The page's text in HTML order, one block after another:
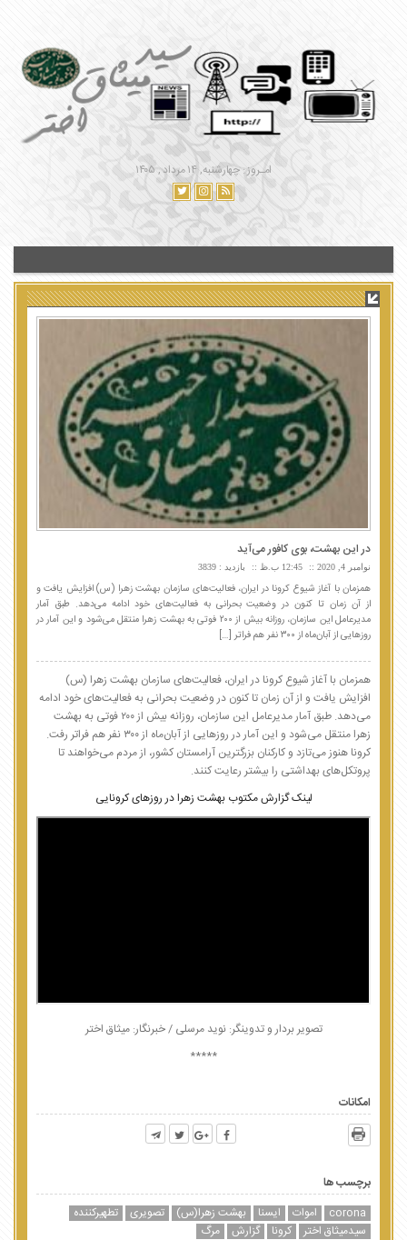
امـروز : چهارشنبه, ۱۴ مرداد , ۱۴۰۵
در این بهشت، بوی کافور می‌آید
نوامبر 4, 2020 12:45 ب.ظ بازدید : 3839
همزمان با آغاز شیوع کرونا در ایران، فعالیت‌های سازمان بهشت زهرا (س) افزایش یافت و
از آن زمان تا کنون در وضعیت بحرانی به فعالیت‌های خود ادامه می‌دهد. طبق آمار
مدیرعامل این سازمان، روزانه بیش از ۲۰۰ فوتی به بهشت زهرا منتقل می‌شود و این آمار در
روزهایی از آبان‌ماه از ۳۰۰ نفر هم فراتر […]
همزمان با آغاز شیوع کرونا در ایران، فعالیت‌های سازمان بهشت زهرا (س)
افزایش یافت و از آن زمان تا کنون در وضعیت بحرانی به فعالیت‌های خود ادامه
می‌دهد. طبق آمار مدیرعامل این سازمان، روزانه بیش از ۲۰۰ فوتی به بهشت
زهرا منتقل می‌شود و این آمار در روزهایی از آبان‌ماه از ۳۰۰ نفر هم فراتر رفت.
کرونا هنوز می‌تازد و کارکنان بزرگترین آرامستان کشور، از مردم می‌خواهند تا
پروتکل‌های بهداشتی را بیشتر رعایت کنند.
لینک گزارش مکتوب بهشت زهرا در روزهای کرونایی
تصویر بردار و تدوینگر: نوید مرسلی / خبرنگار: میثاق اختر
*****
امکانات
برچسب ها
corona
اموات ایسنا بهشت زهرا(س) تصویری
تطهیرکننده
سیدمیثاق اختر
کرونا گزارش مرگ